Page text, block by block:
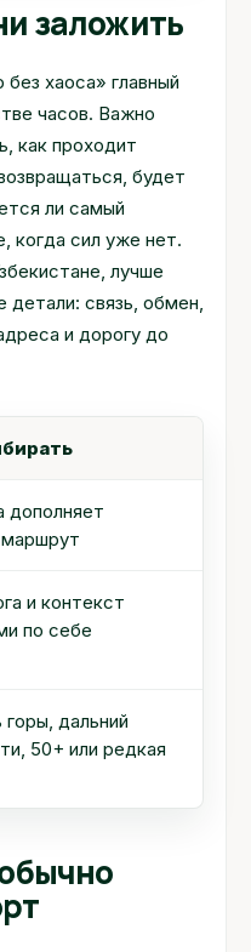
заложить
хаоса» главный
часов. Важно
как проходит
будет
ли самый
когда сил уже нет.
лучше
детали: связь, обмен,
и дорогу до
дополняет
и контекст
по себе
горы, дальний
50+ или редкая